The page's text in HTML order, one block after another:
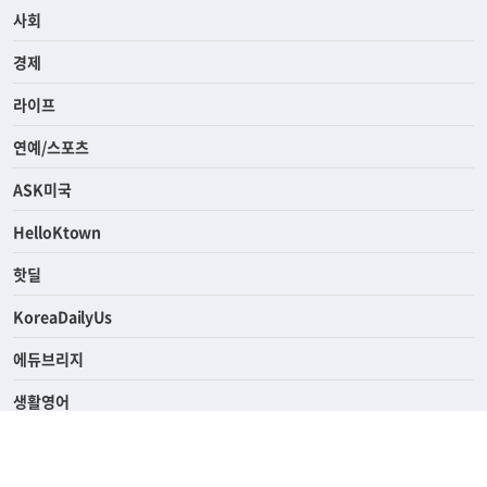
사회
경제
라이프
연예/스포츠
ASK미국
HelloKtown
핫딜
KoreaDailyUs
에듀브리지
생활영어